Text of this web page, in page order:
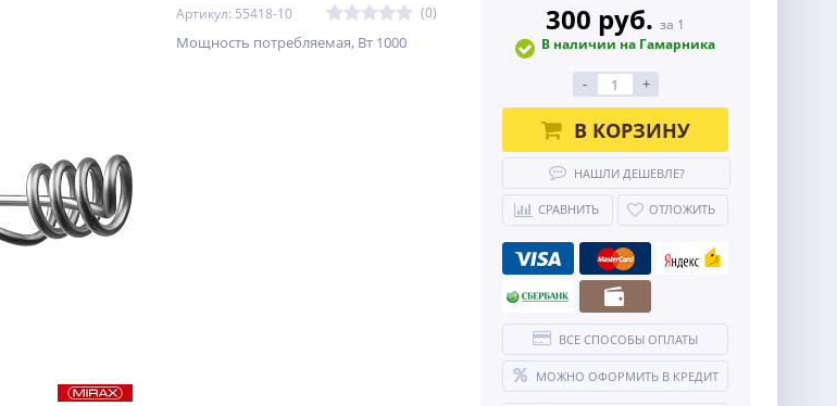
Артикул: 55418-10 (0)
Мощность потребляемая, Вт 1000
300 руб. за 1
В наличии на Гамарника
- +
В КОРЗИНУ
НАШЛИ ДЕШЕВЛЕ?
СРАВНИТЬ ОТЛОЖИТЬ
ВСЕ СПОСОБЫ ОПЛАТЫ
МОЖНО ОФОРМИТЬ В КРЕДИТ